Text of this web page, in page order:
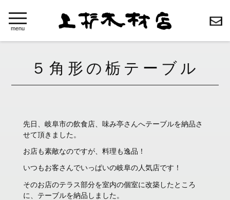
toggle
navigation
menu
５角形の栃テーブル
先日、岐阜市の飲食店、味み亭さんへテーブルを納品さ
せて頂きました。
お店も素敵なのですが、料理も逸品！
いつもお客さんでいっぱいの岐阜の人気店です！
そのお店のテラス部分を室内の個室に改築したところ
に、テーブルを納品しました。